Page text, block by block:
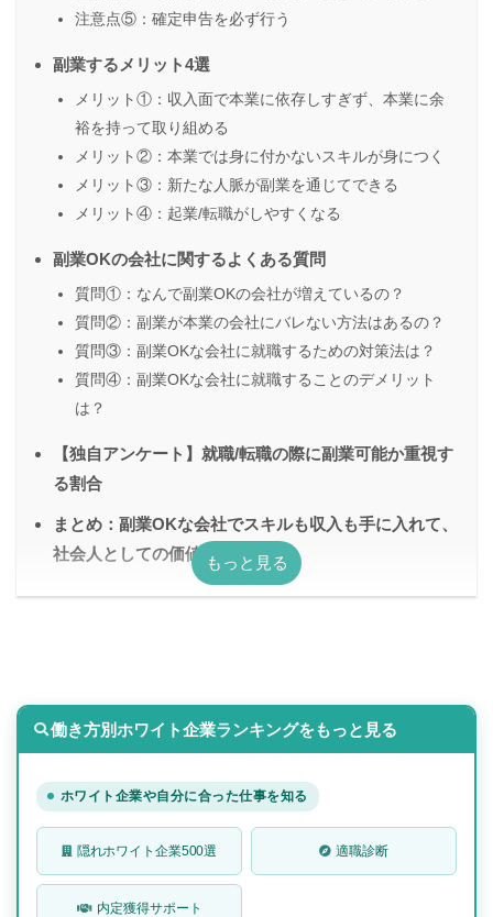
注意点⑤：確定申告を必ず行う
副業するメリット4選
メリット①：収入面で本業に依存しすぎず、本業に余
裕を持って取り組める
メリット②：本業では身に付かないスキルが身につく
メリット③：新たな人脈が副業を通じてできる
メリット④：起業/転職がしやすくなる
副業OKの会社に関するよくある質問
質問①：なんで副業OKの会社が増えているの？
質問②：副業が本業の会社にバレない方法はあるの？
質問③：副業OKな会社に就職するための対策法は？
質問④：副業OKな会社に就職することのデメリット
は？
【独自アンケート】就職/転職の際に副業可能か重視す
る割合
まとめ：副業OKな会社でスキルも収入も手に入れて、
社会人としての価値を高めよう
働き方別ホワイト企業ランキングをもっと見る
ホワイト企業や自分に合った仕事を知る
隠れホワイト企業500選 適職診断
内定獲得サポート